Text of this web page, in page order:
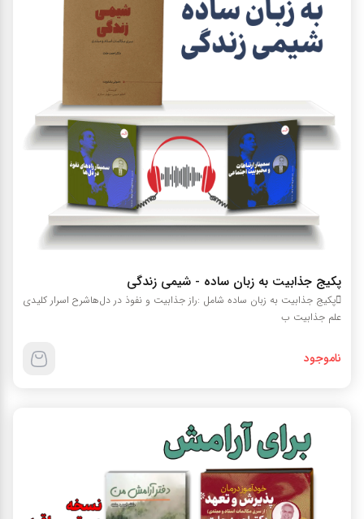
پکیج جذابیت به زبان ساده - شیمی زندگی
پکیج جذابیت به زبان ساده شامل :راز جذابیت و نفوذ در دل‌هاشرح اسرار کلیدی
علم جذابیت ب
ناموجود